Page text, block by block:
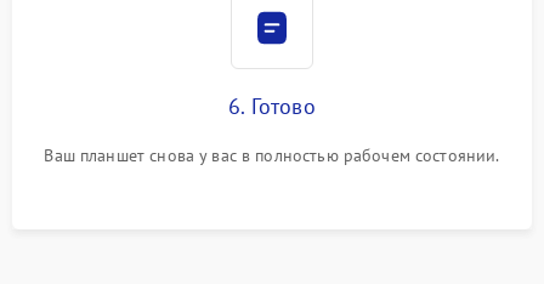
6. Готово
Ваш планшет снова у вас в полностью рабочем состоянии.